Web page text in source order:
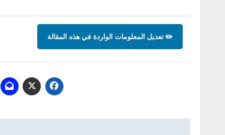
✏️ تعديل المعلومات الواردة في هذه المقالة